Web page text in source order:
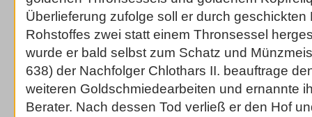
Überlieferung zufolge soll er durch geschickten
Rohstoffes zwei statt einem Thronsessel
wurde er bald selbst zum Schatz und
638) der Nachfolger Chlothars II. beauftrage
weiteren Goldschmiedearbeiten und ernannte
Berater. Nach dessen Tod verließ er den Hof